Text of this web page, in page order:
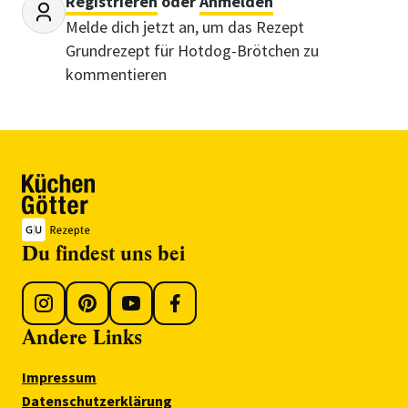
Melde dich jetzt an, um das Rezept
Grundrezept für Hotdog-Brötchen zu
kommentieren
Du findest uns bei
Andere Links
Impressum
Datenschutzerklärung